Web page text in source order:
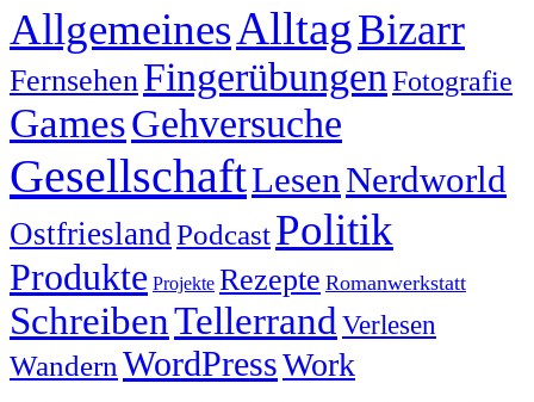
AllgemeinesAlltagBizarr
Fernsehen Fingerübungen Fotografie
GamesGehversuche
GesellschaftLesen Nerdworld
Ostfriesland PodcastPolitik
Produkte Projekte Rezepte Romanwerkstatt
SchreibenTellerrand Verlesen
Wandern WordPressWork